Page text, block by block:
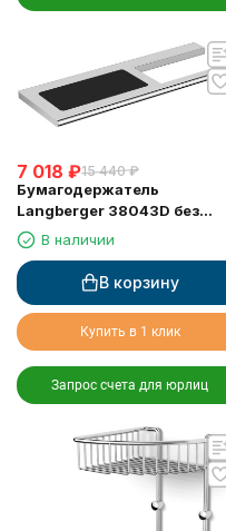
7 018 ₽15 440 ₽
Бумагодержатель
Langberger 38043D без
крышки хром с полкой с
резиновым покрытием anti-
slip
В наличии
В корзину
Купить в 1 клик
Запрос счета для юрлиц